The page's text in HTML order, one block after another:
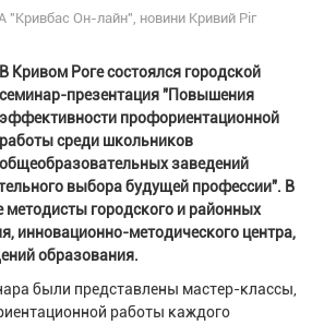
"Кривбас Он-лайн", новини Кривий Ріг
В Кривом Роге состоялся городской
семинар-презентация "Повышения
эффективности профориентационной
работы среди школьников
общеобразовательных заведений
выбора будущей профессии". В
методисты городского и районных
инновационно-методического центра,
образования.
были представлены мастер-классы,
работы каждого